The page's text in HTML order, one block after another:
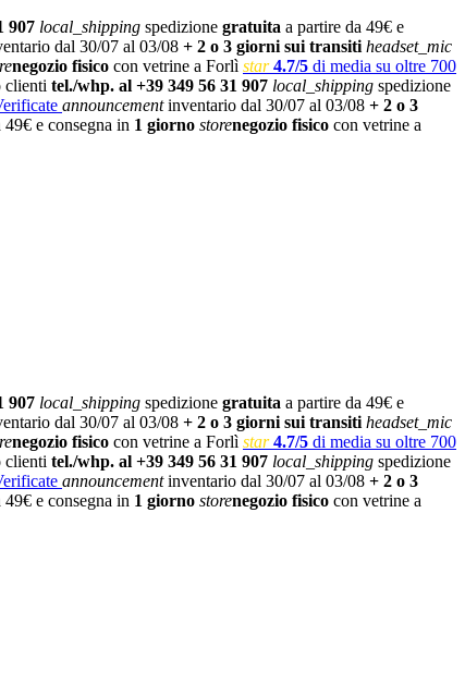
907 local_shipping spedizione gratuita a partire da 49€ e
dal 30/07 al 03/08 + 2 o 3 giorni sui transiti headset_mic
negozio fisico con vetrine a Forlì star 4.7/5 di media su oltre 700
clienti tel./whp. al +39 349 56 31 907 local_shipping spedizione
announcementinventario dal 30/07 al 03/08 + 2 o 3
49€ e consegna in 1 giorno storenegozio fisico con vetrine a
907 local_shipping spedizione gratuita a partire da 49€ e
dal 30/07 al 03/08 + 2 o 3 giorni sui transiti headset_mic
negozio fisico con vetrine a Forlì star 4.7/5 di media su oltre 700
clienti tel./whp. al +39 349 56 31 907 local_shipping spedizione
announcementinventario dal 30/07 al 03/08 + 2 o 3
49€ e consegna in 1 giorno storenegozio fisico con vetrine a